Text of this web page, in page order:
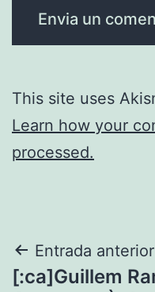
This site uses
Learn how your
processed.
Navegació
Entrada anterior
[:ca]Guillem